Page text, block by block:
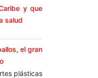
y que
salud
el gran
plásticas